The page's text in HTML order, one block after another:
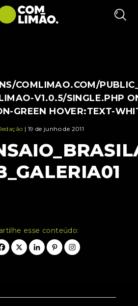
COMLIMAO.COM/
V1.0.5/SINGLE.PHP
GREEN HOVER:TEXT-
| 19 de junho de 2011
esse conteúdo: